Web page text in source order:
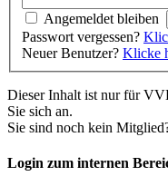
Angemeldet bleiben
Passwort vergessen?
Neuer Benutzer? Klicke
Dieser Inhalt ist nur für
Sie sich an.
Sie sind noch kein
Login zum internen